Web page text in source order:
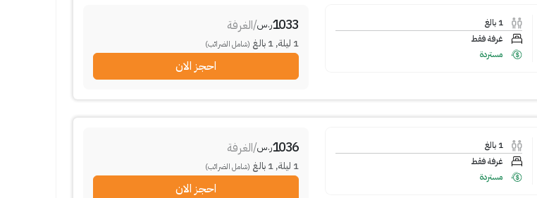
1 بالغ
غرفة فقط
مستردة
1033ر.س/الغرفة
1 ليلة,
1 بالغ (شامل الضرائب)
احجز الان
1 بالغ
غرفة فقط
مستردة
1036ر.س/الغرفة
1 ليلة,
1 بالغ (شامل الضرائب)
احجز الان